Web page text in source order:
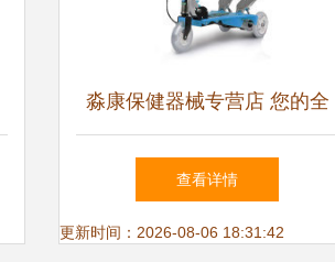
淼康保健器械专营店 您的全
方位健康生活伙伴
查看详情
更新时间：2026-08-06 18:31:42